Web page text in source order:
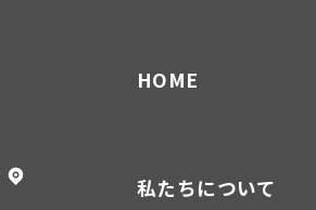
HOME
私たちについて